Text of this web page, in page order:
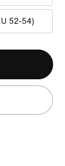
52-54)